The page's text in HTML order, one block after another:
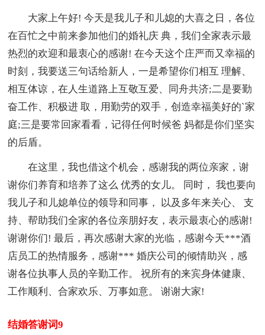
大家上午好! 今天是我儿子和儿媳的大喜之日，各位
在百忙之中前来参加他们的婚礼庆 典，我们全家表示最
热烈的欢迎和最衷心的感谢! 在今天这个庄严而又幸福的
时刻，我要送三句话给新人，一是希望你们相互 理解、
相互体谅，在人生道路上互敬互爱、同舟共济;二是要勤
奋工作、积极进 取，用勤劳的双手，创造幸福美好的`家
庭;三是要常回家看看，记得任何时候爸 妈都是你们坚实
的后盾。
在这里，我也借这个机会，感谢我的两位亲家，谢
谢你们养育和培养了这么 优秀的女儿。 同时， 我也要向
我儿子和儿媳单位的领导和同事， 以及多年来关心、 支
持、帮助我们全家的各位亲朋好友，表示最衷心的感谢!
谢谢你们! 最后，再次感谢大家的光临，感谢今天***酒
店员工的热情服务，感谢*** 婚庆公司的倾情助兴，感
谢各位执事人员的辛勤工作。 祝所有的来宾身体健康、
工作顺利、合家欢乐、万事如意。 谢谢大家!
结婚答谢词9